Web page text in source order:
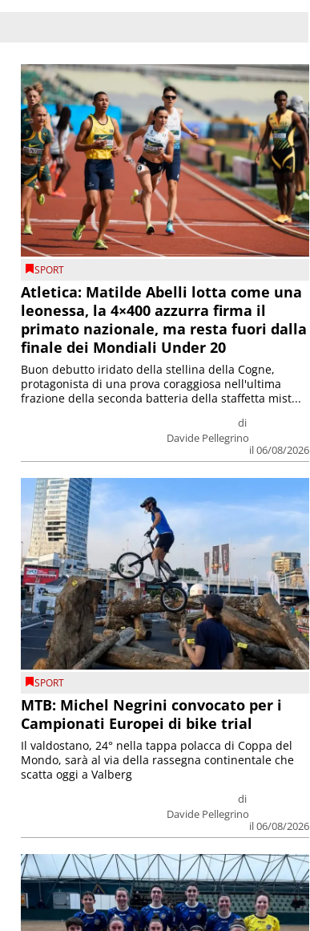
SPORT
Atletica: Matilde Abelli lotta come una
leonessa, la 4×400 azzurra firma il
primato nazionale, ma resta fuori dalla
finale dei Mondiali Under 20
di
Davide Pellegrino
il 06/08/2026
Buon debutto iridato della stellina della Cogne,
protagonista di una prova coraggiosa nell'ultima
frazione della seconda batteria della staffetta mist...
SPORT
MTB: Michel Negrini convocato per i
Campionati Europei di bike trial
di
Davide Pellegrino
il 06/08/2026
Il valdostano, 24° nella tappa polacca di Coppa del
Mondo, sarà al via della rassegna continentale che
scatta oggi a Valberg